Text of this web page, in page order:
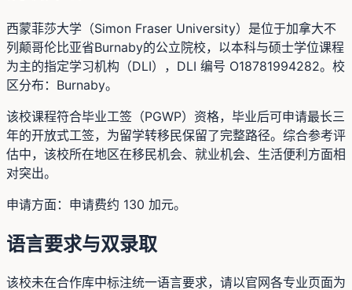
西蒙菲莎大学（Simon Fraser University）是位于加拿大不
列颠哥伦比亚省Burnaby的公立院校，以本科与硕士学位课程
为主的指定学习机构（DLI），DLI 编号 O18781994282。校
区分布：Burnaby。
该校课程符合毕业工签（PGWP）资格，毕业后可申请最长三
年的开放式工签，为留学转移民保留了完整路径。综合参考评
估中，该校所在地区在移民机会、就业机会、生活便利方面相
对突出。
申请方面：申请费约 130 加元。
语言要求与双录取
该校未在合作库中标注统一语言要求，请以官网各专业页面为